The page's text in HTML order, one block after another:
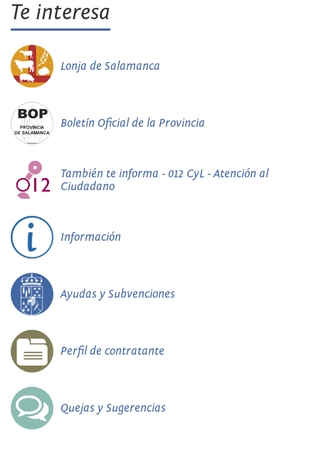
Te interesa
Lonja de Salamanca
Boletín Oficial de la Provincia
También te informa - 012 CyL - Atención al
Ciudadano
Información
Ayudas y Subvenciones
Perfil de contratante
Quejas y Sugerencias